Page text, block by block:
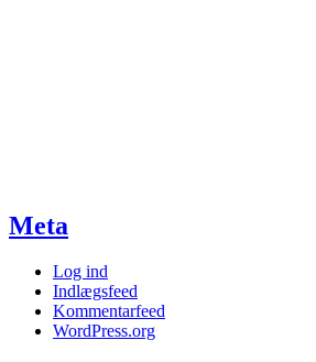
Meta
Log ind
Indlægsfeed
Kommentarfeed
WordPress.org